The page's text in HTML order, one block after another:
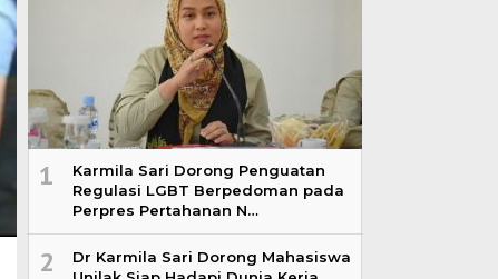
1
Karmila Sari Dorong Penguatan
Regulasi LGBT Berpedoman pada
Perpres Pertahanan N…
2
Dr Karmila Sari Dorong Mahasiswa